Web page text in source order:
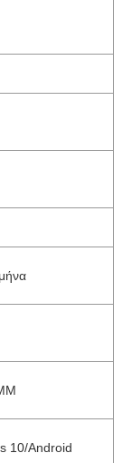
10/Android